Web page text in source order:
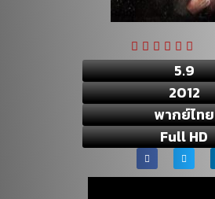
5.9
2012
พากย์ไทย
Full HD